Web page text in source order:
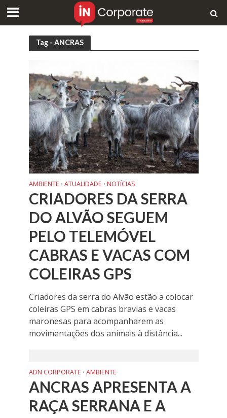
Tag - ANCRAS
AMBIENTE • ATUALIDADE • NOTÍCIAS
CRIADORES DA SERRA
DO ALVÃO SEGUEM
PELO TELEMÓVEL
CABRAS E VACAS COM
COLEIRAS GPS
Criadores da serra do Alvão estão a colocar
coleiras GPS em cabras bravias e vacas
maronesas para acompanharem as
movimentações dos animais à distância...
ADN CORPORATE • AMBIENTE
ANCRAS APRESENTA A
RAÇA SERRANA E A